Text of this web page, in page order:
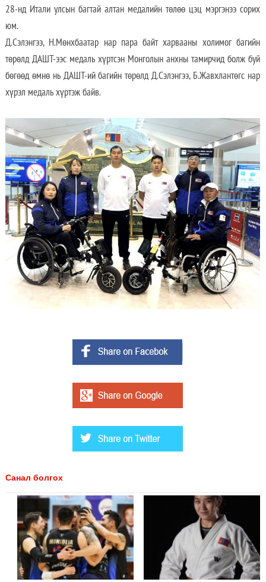
28-нд Итали улсын багтай алтан медалийн төлөө цэц мэргэнээ сорих
юм.
Д.Сэлэнгээ, Н.Мөнхбаатар нар пара байт харвааны холимог багийн
төрөлд ДАШТ-ээс медаль хүртсэн Монголын анхны тамирчид болж буй
бөгөөд өмнө нь ДАШТ-ий багийн төрөлд Д.Сэлэнгээ, Б.Жавхлантөгс нар
хүрэл медаль хүртэж байв.
Санал болгох